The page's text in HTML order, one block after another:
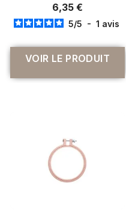
6,35 €
5/5 - 1 avis
VOIR LE PRODUIT